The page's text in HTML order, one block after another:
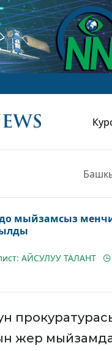
мыйзамсыз
АЙСУЛУУ ТАЛАНТ
жер